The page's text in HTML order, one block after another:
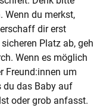
Wenn du merkst,
dir erst
Platz ab, geh
Wenn es möglich
Freund:innen um
du das Baby auf
oder grob anfasst.